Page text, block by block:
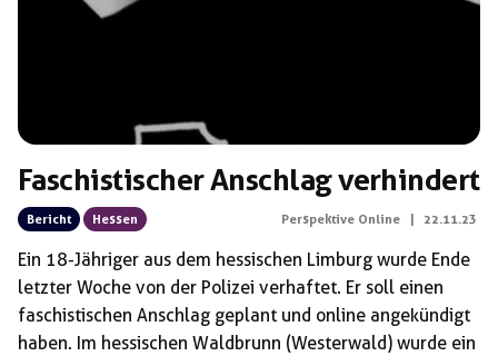
Faschistischer Anschlag verhindert
Bericht Hessen Perspektive Online | 22.11.23
Ein 18-Jähriger aus dem hessischen Limburg wurde Ende
letzter Woche von der Polizei verhaftet. Er soll einen
faschistischen Anschlag geplant und online angekündigt
haben. Im hessischen Waldbrunn (Westerwald) wurde ein